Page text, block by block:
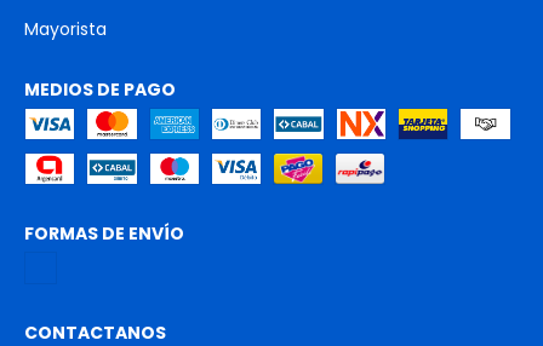
Mayorista
MEDIOS DE PAGO
FORMAS DE ENVÍO
CONTACTANOS